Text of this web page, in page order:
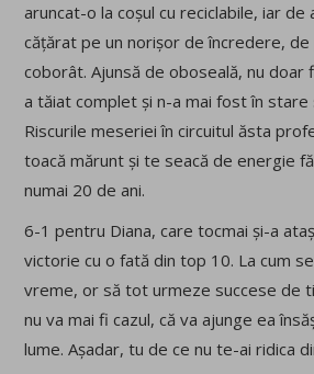
aruncat-o la coșul cu reciclabile, iar de
cățărat pe un norișor de încredere, de
coborât. Ajunsă de oboseală, nu doar
a tăiat complet și n-a mai fost în stare
Riscurile meseriei în circuitul ăsta
toacă mărunt și te seacă de energie
numai 20 de ani.
6-1 pentru Diana, care tocmai și-a
victorie cu o fată din top 10. La cum
vreme, or să tot urmeze succese de
nu va mai fi cazul, că va ajunge ea
lume. Așadar, tu de ce nu te-ai ridica